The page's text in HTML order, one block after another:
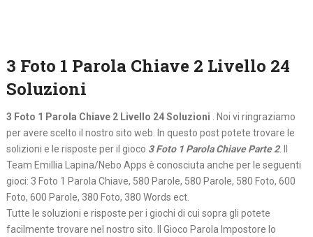
3 Foto 1 Parola Chiave 2 Livello 24
Soluzioni
3 Foto 1 Parola Chiave 2 Livello 24 Soluzioni . Noi vi ringraziamo
per avere scelto il nostro sito web. In questo post potete trovare le
solizioni e le risposte per il gioco 3 Foto 1 Parola Chiave Parte 2. Il
Team Emillia Lapina/Nebo Apps è conosciuta anche per le seguenti
gioci: 3 Foto 1 Parola Chiave, 580 Parole, 580 Parole, 580 Foto, 600
Foto, 600 Parole, 380 Foto, 380 Words ect.
Tutte le soluzioni e risposte per i giochi di cui sopra gli potete
facilmente trovare nel nostro sito. Il Gioco Parola Impostore lo